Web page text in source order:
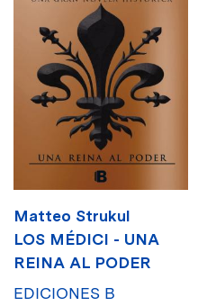
Matteo Strukul
LOS MÉDICI - UNA
REINA AL PODER
EDICIONES B